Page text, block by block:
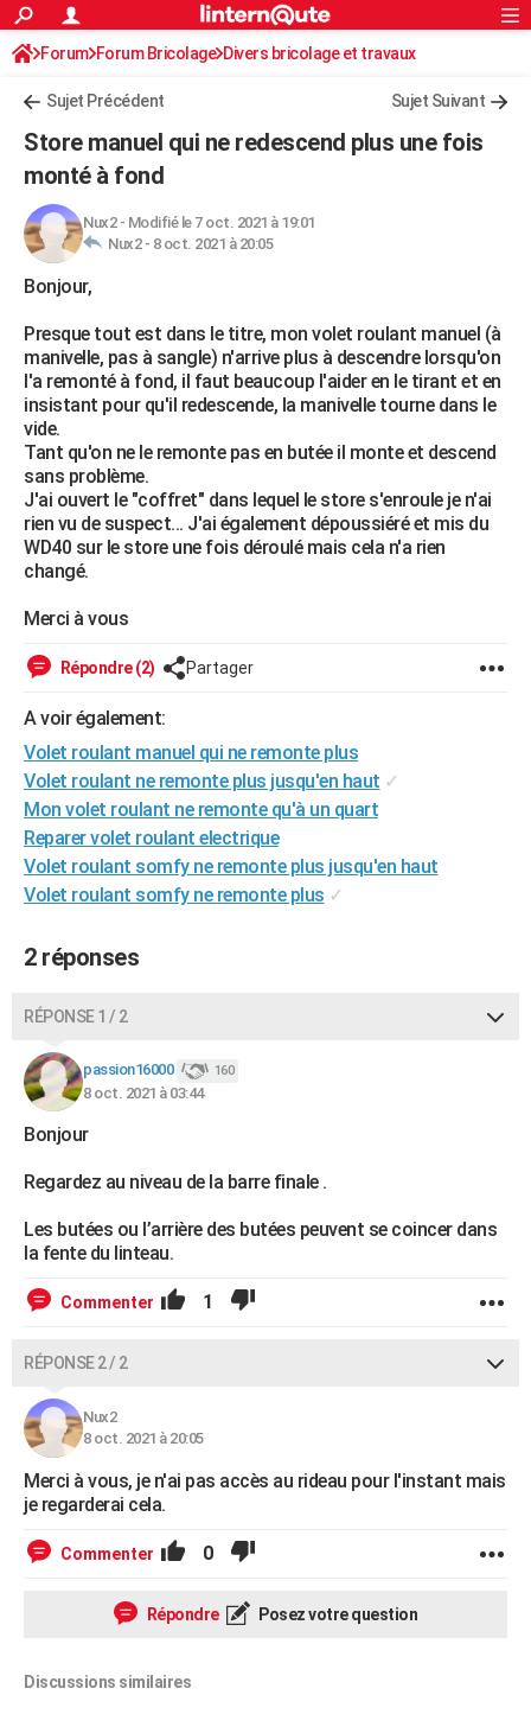
ACTUALITÉS
Politique
Société
Faits Divers
Education
Monde
Villes
+
Programme TV
Streaming
Sorties cinéma
FINANCE
Retraite
Impôts
Epargne
Immobilier
Risques naturels par ville
Banque
Assurance
Crédit
AUTO
Essais
Réserver un essai
Citadines
Berlines
SUV
Forum auto
HIGH-TECH
Forum
Aménagement intérieur
Extérieur
Cuisine
Salle de bains
Jardinage
Rangement
WEEK-END
Guides de France
Escapades
Patrimoine
Expositions
Musées
Week-end nature
+LIFESTYLE
Art de vivre
Bien-être
Loisirs
Mode
Modes de vie
SANTE
Alimentation
Guide de la santé
Maladies
Médicaments
Sommeil
VOYAGE
Destinations
City break
Voyage nature
Voyage de noces
Forum
Climat
+PHOTO
GUIDES D'ACHAT
BONS PLANS
Carte de Noël
Carte Bonne année
Carte Saint-Valentin
Carte Pâques
Carte d'anniversaire
DICTIONNAIRE
Dictionnaire
Biographies
Citations
Expressions
Proverbes
PROGRAMME TV
COPAINS D'AVANT
S'inscrire
Se connecter
Lycées
Collèges
Primaires
Universités
Entreprises
Service militaire
Avis de recherche
AVIS DE DÉCÈS
FORUM
Rechercher
S'inscrire
Connexion
Forum Forum Bricolage Divers bricolage et travaux
Sujet Précédent Sujet Suivant
Store manuel qui ne redescend plus une fois
monté à fond
Nux2- Modifié le 7 oct. 2021 à 19:01
Nux2 - 8 oct. 2021 à 20:05
Bonjour,
Presque tout est dans le titre, mon volet roulant manuel (à
manivelle, pas à sangle) n'arrive plus à descendre lorsqu'on
l'a remonté à fond, il faut beaucoup l'aider en le tirant et en
insistant pour qu'il redescende, la manivelle tourne dans le
vide.
Tant qu'on ne le remonte pas en butée il monte et descend
sans problème.
J'ai ouvert le "coffret" dans lequel le store s'enroule je n'ai
rien vu de suspect... J'ai également dépoussiéré et mis du
WD40 sur le store une fois déroulé mais cela n'a rien
changé.
Merci à vous
Répondre (2) Partager
A voir également:
Volet roulant manuel qui ne remonte plus
Volet roulant ne remonte plus jusqu'en haut ✓
Mon volet roulant ne remonte qu'à un quart
Reparer volet roulant electrique
Volet roulant somfy ne remonte plus jusqu'en haut
Volet roulant somfy ne remonte plus ✓
2 réponses
RÉPONSE 1 / 2
passion16000 160
8 oct. 2021 à 03:44
Bonjour
Regardez au niveau de la barre finale .
Les butées ou l’arrière des butées peuvent se coincer dans
la fente du linteau.
Commenter 1
RÉPONSE 2 / 2
Nux2
8 oct. 2021 à 20:05
Merci à vous, je n'ai pas accès au rideau pour l'instant mais
je regarderai cela.
Commenter 0
Répondre Posez votre question
Discussions similaires